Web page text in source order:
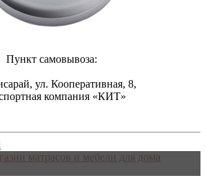
Пункт самовывоза:
ул. Кооперативная, 8,
компания «КИТ»
матрасов и мебели для дома